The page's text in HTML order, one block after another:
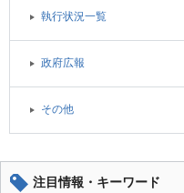
執行状況一覧
政府広報
その他
注目情報・キーワード